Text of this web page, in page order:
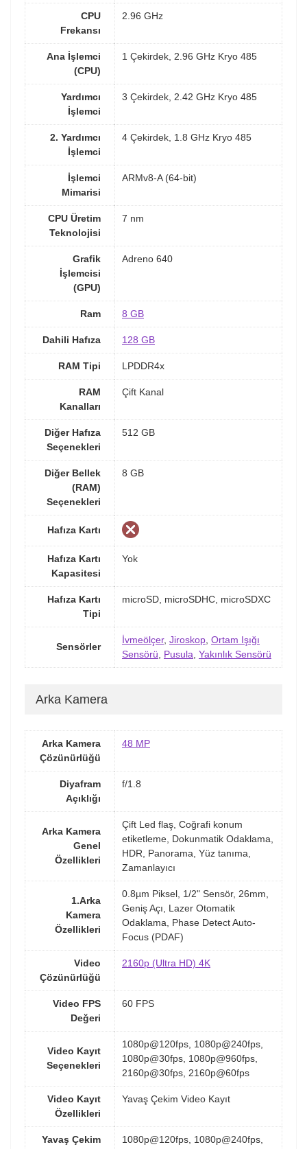
CPU
Frekansı
2.96 GHz
Ana İşlemci
(CPU)
1 Çekirdek, 2.96 GHz Kryo 485
Yardımcı
İşlemci
3 Çekirdek, 2.42 GHz Kryo 485
2. Yardımcı
İşlemci
4 Çekirdek, 1.8 GHz Kryo 485
İşlemci
Mimarisi
ARMv8-A (64-bit)
CPU Üretim
Teknolojisi
7 nm
Grafik
İşlemcisi
(GPU)
Adreno 640
Ram 8 GB
Dahili Hafıza 128 GB
RAM Tipi LPDDR4x
RAM
Kanalları
Çift Kanal
Diğer Hafıza
Seçenekleri
512 GB
Diğer Bellek
(RAM)
Seçenekleri
8 GB
Hafıza Kartı
Hafıza Kartı
Kapasitesi
Yok
Hafıza Kartı
Tipi
microSD, microSDHC, microSDXC
Sensörler
İvmeölçer, Jiroskop, Ortam Işığı
Sensörü, Pusula, Yakınlık Sensörü
Arka Kamera
Arka Kamera
Çözünürlüğü
48 MP
Diyafram
Açıklığı
f/1.8
Arka Kamera
Genel
Özellikleri
Çift Led flaş, Coğrafi konum
etiketleme, Dokunmatik Odaklama,
HDR, Panorama, Yüz tanıma,
Zamanlayıcı
1.Arka
Kamera
Özellikleri
0.8µm Piksel, 1/2" Sensör, 26mm,
Geniş Açı, Lazer Otomatik
Odaklama, Phase Detect Auto-
Focus (PDAF)
Video
Çözünürlüğü
2160p (Ultra HD) 4K
Video FPS
Değeri
60 FPS
Video Kayıt
Seçenekleri
1080p@120fps, 1080p@240fps,
1080p@30fps, 1080p@960fps,
2160p@30fps, 2160p@60fps
Video Kayıt
Özellikleri
Yavaş Çekim Video Kayıt
Yavaş Çekim
1080p@120fps, 1080p@240fps,